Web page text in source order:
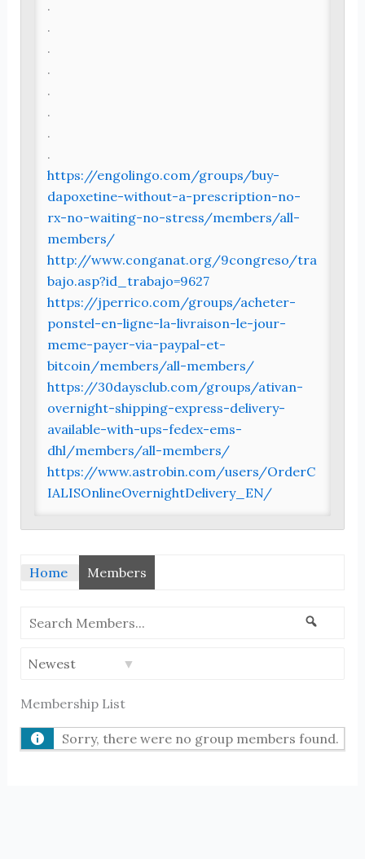
.
.
.
.
.
.
.
.
https://engolingo.com/groups/buy-
dapoxetine-without-a-prescription-no-
rx-no-waiting-no-stress/members/all-
members/
http://www.conganat.org/9congreso/tra
bajo.asp?id_trabajo=9627
https://jperrico.com/groups/acheter-
ponstel-en-ligne-la-livraison-le-jour-
meme-payer-via-paypal-et-
bitcoin/members/all-members/
https://30daysclub.com/groups/ativan-
overnight-shipping-express-delivery-
available-with-ups-fedex-ems-
dhl/members/all-members/
https://www.astrobin.com/users/OrderC
IALISOnlineOvernightDelivery_EN/
Home Members
Search
By:
Membership List
Sorry, there were no group members found.